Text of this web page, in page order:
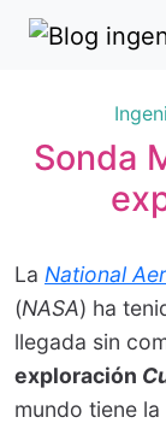
Sonda
La National
(NASA) ha
llegada sin
exploración
mundo tiene